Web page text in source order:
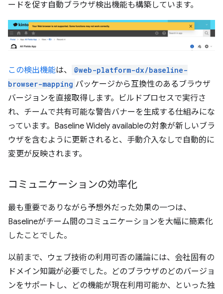
ードを促す自動ブラウザ検出機能も構築しています。
この検出機能は、
@web-platform-dx/baseline-
browser-mapping パッケージから互換性のあるブラウザ
バージョンを直接取得します。ビルドプロセスで実行さ
れ、チームで共有可能な警告バナーを生成する仕組みにな
っています。Baseline Widely availableの対象が新しいブラ
ウザを含むように更新されると、手動介入なしで自動的に
変更が反映されます。
コミュニケーションの効率化
最も重要でありながら予想外だった効果の一つは、
Baselineがチーム間のコミュニケーションを大幅に簡素化
したことでした。
以前まで、ウェブ技術の利用可否の議論には、会社固有の
ドメイン知識が必要でした。どのブラウザのどのバージョ
ンをサポートし、どの機能が現在利用可能か、といった独